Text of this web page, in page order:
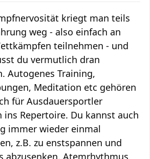
kriegt man teils
weg - also einfach an
teilnehmen - und
du vermutlich dran
Autogenes Training,
Meditation etc gehören
für Ausdauersportler
ins Repertoire. Du kannst auch
immer wieder einmal
z.B. zu enstspannen und